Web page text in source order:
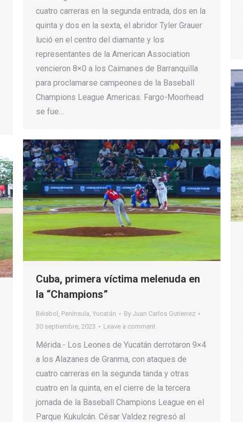
cuatro carreras en la segunda entrada, dos en la
quinta y dos en la sexta, el abridor Tyler Grauer
lució en el centro del diamante y los
representantes de la American Association
vencieron 8×0 a los Caimanes de Barranquilla
para proclamarse campeones de la Baseball
Champions League Americas. Fargo-Moorhead
se fue…
Cuba, primera víctima melenuda en
la “Champions”
Béisbol , Península, Yucatán By Juan Carlos Gutierrez
30 septiembre, 2023
Leave a comment
Mérida.- Los Leones de Yucatán derrotaron 9×4
a los Alazanes de Granma, con ataques de
cuatro carreras en la segunda tanda y otras
cuatro en la quinta, en el cierre de la tercera
jornada de la Baseball Champions League en el
Parque Kukulcán. César Valdez regresó al